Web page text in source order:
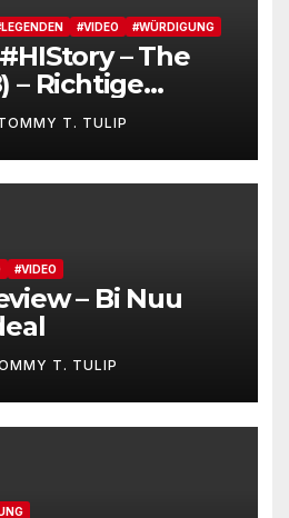
#VIDEO #WÜRDIGUNG
– The
– Richtige
T. TULIP
#VIDEO
– Bi Nuu
T. TULIP